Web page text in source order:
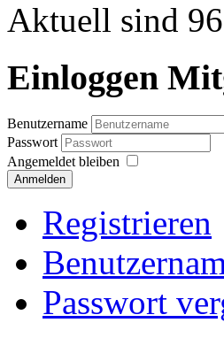
Aktuell sind
Einloggen
Benutzername
Passwort
Angemeldet bleiben
Anmelden
Registrieren
Passwort